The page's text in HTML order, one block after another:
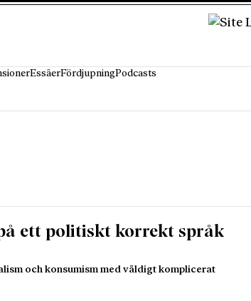
EssäerFördjupningPodcasts
ett politiskt korrekt språk
och konsumism med väldigt komplicerat